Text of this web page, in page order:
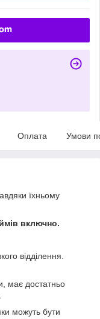
Оплата Умови
їхньому
включно.
відділення.
має достатньо
можуть бути